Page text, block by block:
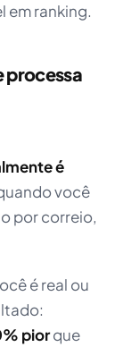
em ranking.
processa
é
você
por correio,
é real ou
piorque